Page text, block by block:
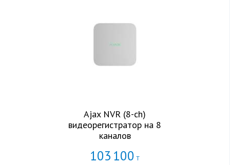
Ajax NVR (8-ch)
видеорегистратор на 8
каналов
103 100 Т